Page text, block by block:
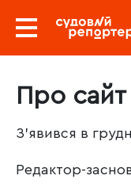
Про сайт
З’явився в
Редактор-